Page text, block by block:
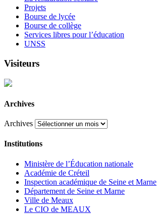
Projets
Bourse de lycée
Bourse de collège
Services libres pour l’éducation
UNSS
Visiteurs
Archives
Archives
Institutions
Ministère de l’Éducation nationale
Académie de Créteil
Inspection académique de Seine et Marne
Département de Seine et Marne
Ville de Meaux
Le CIO de MEAUX